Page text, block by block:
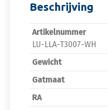
Beschrijving
Artikelnummer
LU-LLA-T3007-WH
Gewicht
Gatmaat
RA